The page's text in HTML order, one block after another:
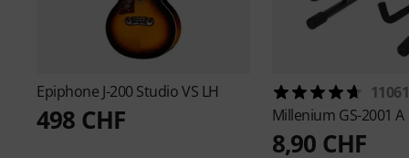
Epiphone J-200 Studio VS LH
498 CHF
11061
Millenium GS-2001 A
8,90 CHF